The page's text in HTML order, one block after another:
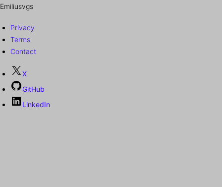
Emiliusvgs
Privacy
Terms
Contact
X
GitHub
LinkedIn